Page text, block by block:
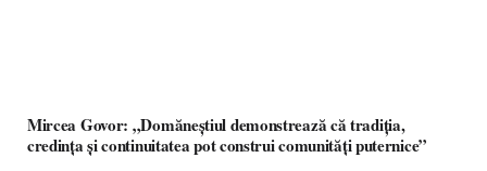
Mircea Govor: „Domăneștiul demonstrează că tradiția,
credința și continuitatea pot construi comunități puternice”